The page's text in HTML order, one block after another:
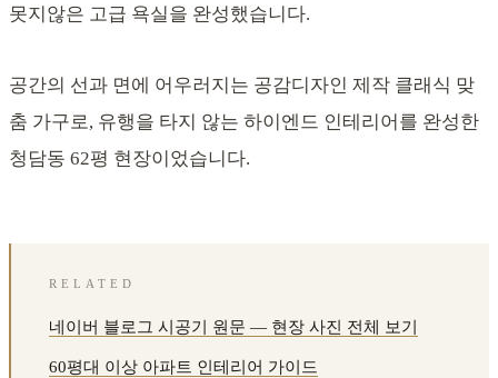
못지않은 고급 욕실을 완성했습니다.
공간의 선과 면에 어우러지는 공감디자인 제작 클래식 맞
춤 가구로, 유행을 타지 않는 하이엔드 인테리어를 완성한
청담동 62평 현장이었습니다.
RELATED
네이버 블로그 시공기 원문 — 현장 사진 전체 보기
60평대 이상 아파트 인테리어 가이드